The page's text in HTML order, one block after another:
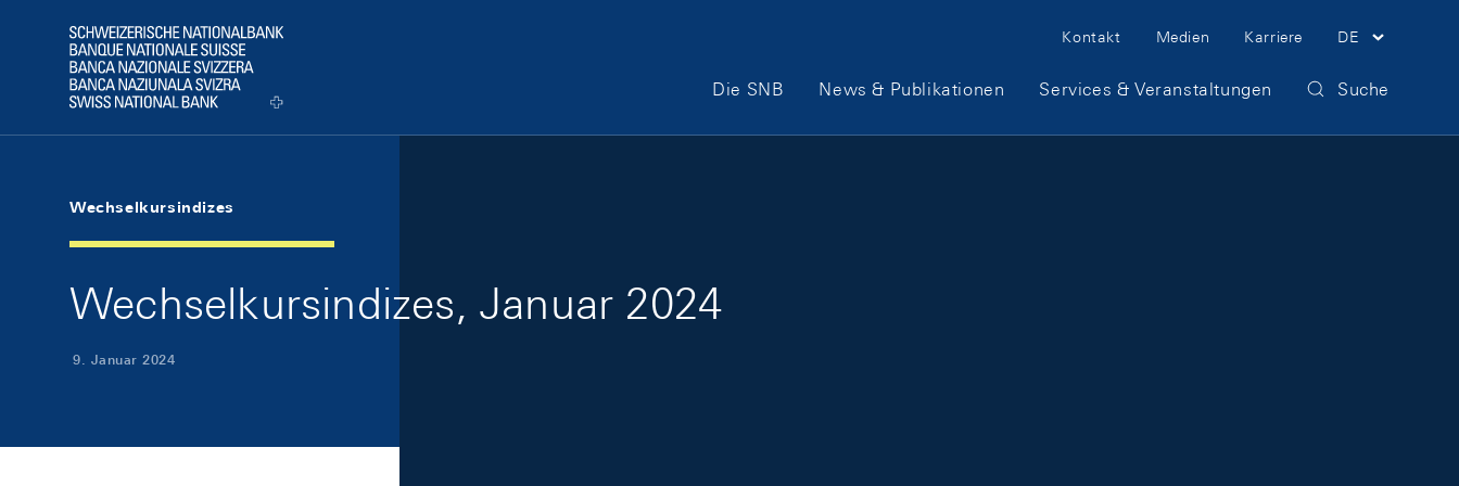
Logo
Meta Navigation
Kontakt Medien Karriere DE
Hauptnavigation
Die SNB News & Publikationen Services & Veranstaltungen Suche
Wechselkursindizes
Wechselkursindizes, Januar 2024
9. Januar 2024